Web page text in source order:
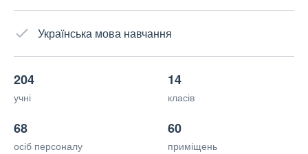
Українська мова навчання
204
учні
14
класів
68
осіб персоналу
60
приміщень